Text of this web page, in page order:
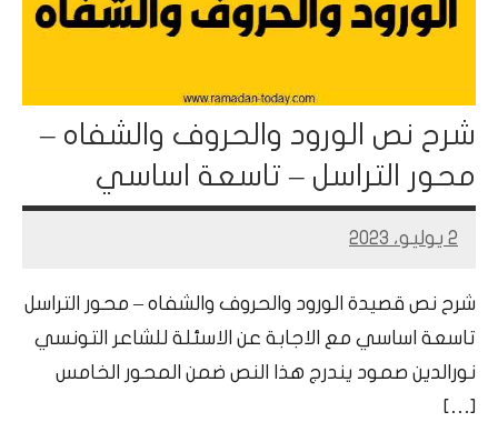
شرح نص الورود والحروف والشفاه –
محور التراسل – تاسعة اساسي
2 يوليو، 2023
Mohamed
شرح نص قصيدة الورود والحروف والشفاه – محور التراسل
تاسعة اساسي مع الاجابة عن الاسئلة للشاعر التونسي
نورالدين صمود يندرج هذا النص ضمن المحور الخامس
[…]